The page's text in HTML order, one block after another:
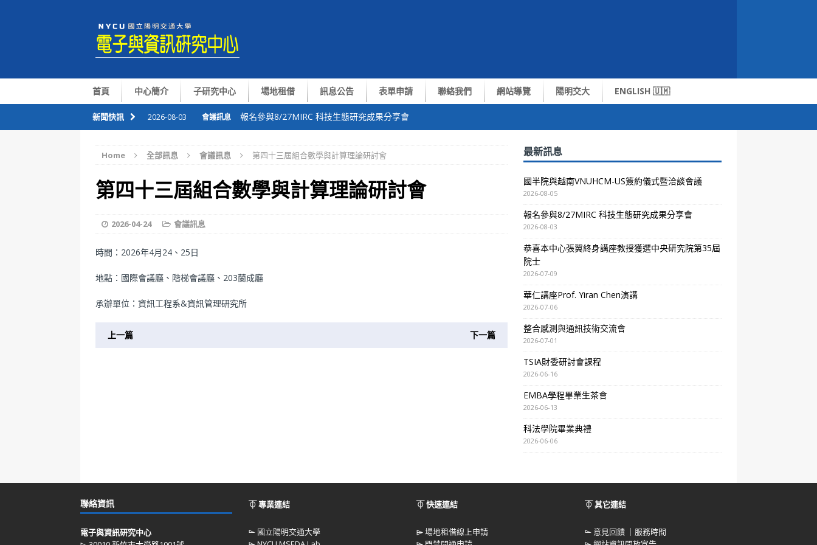
首頁 中心簡介 子研究中心 場地租借 訊息公告 表單申請 聯絡我們 網站導覽 陽明交大 ENGLISH 🇺🇲
新聞快訊 2026-08-03 會議訊息 報名參與8/27MIRC 科技生態研究成果分享會
2026-07-01 會議訊息 整合感測與通訊技術交流會
2026-08-05 會議訊息
Home 全部訊息 會議訊息 第四十三屆組合數學與計算理論研討會
第四十三屆組合數學與計算理論研討會
2026-04-24 會議訊息
時間：2026年4月24、25日
地點：國際會議廳、階梯會議廳、203蘭成廳
承辦單位：資訊工程系&資訊管理研究所
上一篇 下一篇
最新訊息
國半院與越南VNUHCM-US簽約儀式暨洽談會議
2026-08-05
報名參與8/27MIRC 科技生態研究成果分享會
2026-08-03
恭喜本中心張翼終身講座教授獲選中央研究院第35屆
院士
2026-07-09
華仁講座Prof. Yiran Chen演講
2026-07-06
整合感測與通訊技術交流會
2026-07-01
TSIA財委研討會課程
2026-06-16
EMBA學程畢業生茶會
2026-06-13
科法學院畢業典禮
2026-06-06
聯絡資訊
電子與資訊研究中心
⏁ 專業連結
⌳ 國立陽明交通大學
⏁ 快速連結
⌲場地租借線上申請
⏁ 其它連結
⌳ 意見回饋 ｜服務時間